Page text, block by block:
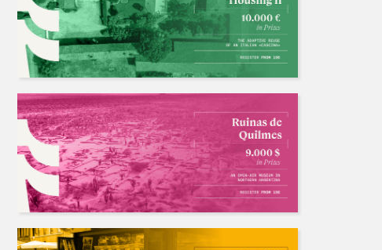
不存在的
国内外竞赛长期招队友
人数: 若干 ，截止时间:2028.04.06 招募中/Ongoing